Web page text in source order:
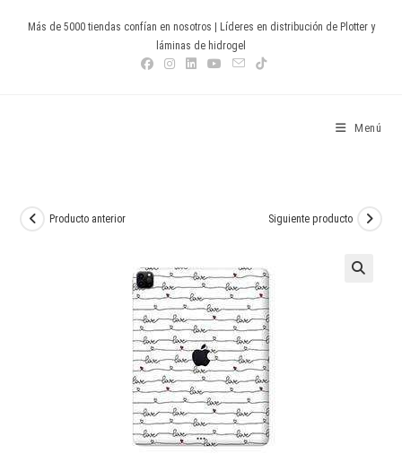
Más de 5000 tiendas confían en nosotros | Líderes en distribución de Plotter y
láminas de hidrogel
Menú
Producto anterior Siguiente producto